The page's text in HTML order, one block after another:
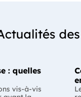
: quelles
vis-à-vis